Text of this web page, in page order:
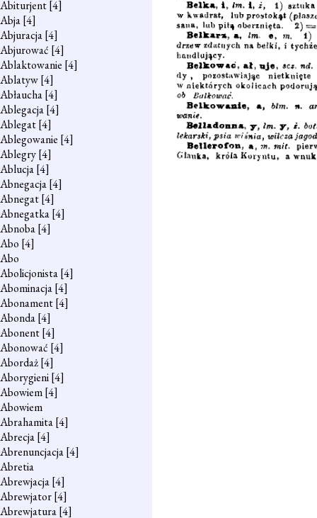
Abiturjent[4]
Abja[4]
Abjuracja[4]
Abjurować [4]
Ablaktowanie [4]
Ablatyw[4]
Abłaucha[4]
Ablegacja[4]
Ablegat[4]
Ablegowanie [4]
Ablegry[4]
Ablucja[4]
Abnegacja[4]
Abnegat[4]
Abnegatka[4]
Abnoba[4]
Abo [4]
Abo
Abolicjonista[4]
Abominacja[4]
Abonament[4]
Abonda[4]
Abonent[4]
Abonować [4]
Abordaż[4]
Aborygieni[4]
Abowiem[4]
Abowiem
Abrahamita[4]
Abrecja[4]
Abrenuncjacja[4]
Abretia
Abrewjacja[4]
Abrewjator[4]
Abrewjatura[4]